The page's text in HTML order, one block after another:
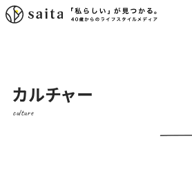
カルチャー
culture